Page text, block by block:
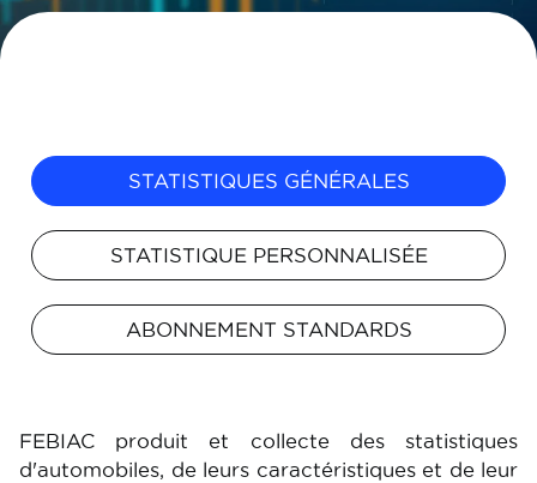
STATISTIQUES GÉNÉRALES
STATISTIQUE PERSONNALISÉE
ABONNEMENT STANDARDS
FEBIAC produit et collecte des statistiques
d'automobiles, de leurs caractéristiques et de leur